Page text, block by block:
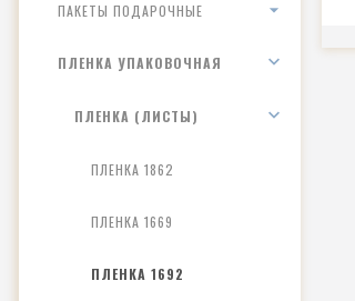
ПАКЕТЫ ПОДАРОЧНЫЕ
ПЛЕНКА УПАКОВОЧНАЯ
ПЛЕНКА (ЛИСТЫ)
ПЛЕНКА 1862
ПЛЕНКА 1669
ПЛЕНКА 1692